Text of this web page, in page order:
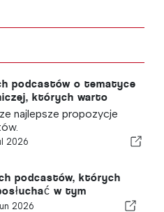
podcastów o tematyce
których warto
w tym tygodniu
najlepsze propozycje
2026
podcastów, których
w tym
2026